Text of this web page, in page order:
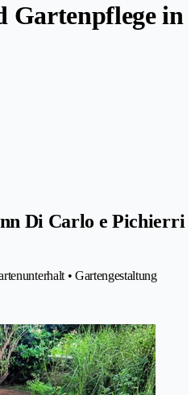
Gartenpflege in
Di Carlo e Pichierri
• Gartengestaltung